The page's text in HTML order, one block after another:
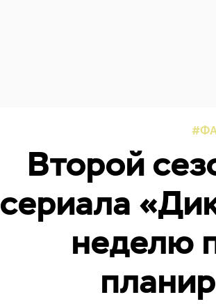
Второй
сериала
неделю